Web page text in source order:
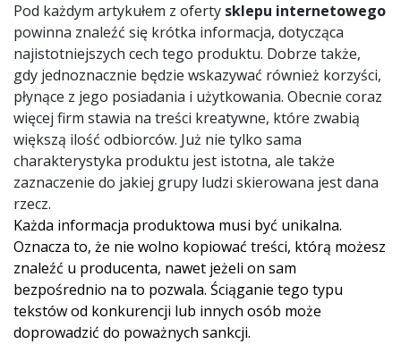
Pod każdym artykułem z oferty sklepu internetowego
powinna znaleźć się krótka informacja, dotycząca
najistotniejszych cech tego produktu. Dobrze także,
gdy jednoznacznie będzie wskazywać również korzyści,
płynące z jego posiadania i użytkowania. Obecnie coraz
więcej firm stawia na treści kreatywne, które zwabią
większą ilość odbiorców. Już nie tylko sama
charakterystyka produktu jest istotna, ale także
zaznaczenie do jakiej grupy ludzi skierowana jest dana
rzecz.
Każda informacja produktowa musi być unikalna.
Oznacza to, że nie wolno kopiować treści, którą możesz
znaleźć u producenta, nawet jeżeli on sam
bezpośrednio na to pozwala. Ściąganie tego typu
tekstów od konkurencji lub innych osób może
doprowadzić do poważnych sankcji.